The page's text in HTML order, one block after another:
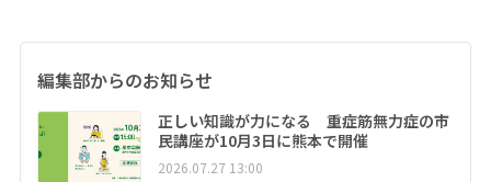
編集部からのお知らせ
正しい知識が力になる 重症筋無力症の市
民講座が10月3日に熊本で開催
2026.07.27 13:00